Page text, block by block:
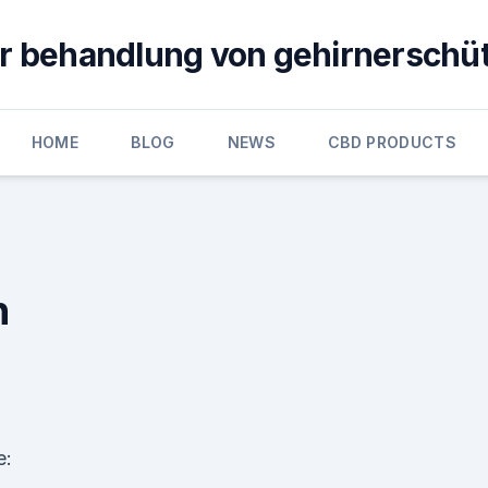
behandlung von
HOME BLOG NEWS CBD PRODUCTS